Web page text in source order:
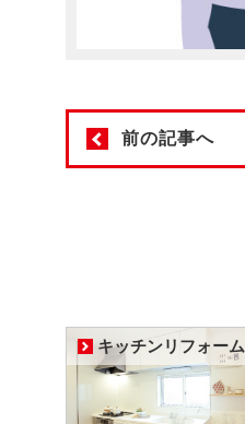
前の記事へ
キッチンリフォーム